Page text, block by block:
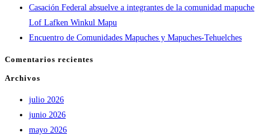
Casación Federal absuelve a integrantes de la comunidad mapuche
Lof Lafken Winkul Mapu
Encuentro de Comunidades Mapuches y Mapuches-Tehuelches
Comentarios recientes
Archivos
julio 2026
junio 2026
mayo 2026